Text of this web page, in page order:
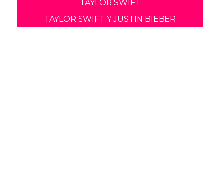
TAYLOR SWIFT
TAYLOR SWIFT Y JUSTIN BIEBER